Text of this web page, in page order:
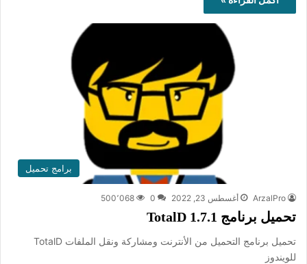
برامج تحميل
ArzalPro أغسطس 23, 2022 0 500٬068
تحميل برنامج TotalD 1.7.1
تحميل برنامج التحميل من الأنترنت ومشاركة ونقل الملفات TotalD
للويندوز